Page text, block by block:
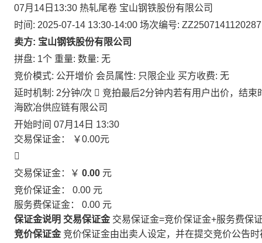
07月14日13:30 热轧尾卷 宝山钢铁股份有限公司
时间: 2025-07-14 13:30-14:00 场次编号: ZZ2507141120287
卖方: 宝山钢铁股份有限公司
拼盘: 1个 重量: 数量: 无
竞价模式: 公开增价 会员属性: 只限企业 买方收费: 无
延时机制: 2分钟/次  竞拍最后2分钟内若有用户出价，结
海欧冶供应链有限公司
开始时间 07月14日 13:30
交易保证金：
￥0.00元

交易保证金：￥ 0.00 元
竞价保证金： 0.00 元
服务费保证金： 0.00 元
保证金说明 交易保证金 交易保证金=竞价保证金+服务费保
竞价保证金 竞价保证金由出卖人设定，并在提交竞价公告